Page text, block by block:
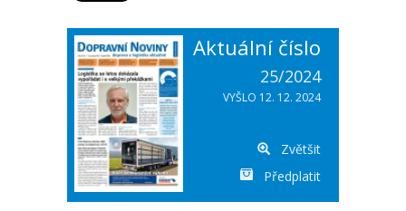
Aktuální číslo
25/2024
VYŠLO 12. 12. 2024
Zvětšit
Předplatit